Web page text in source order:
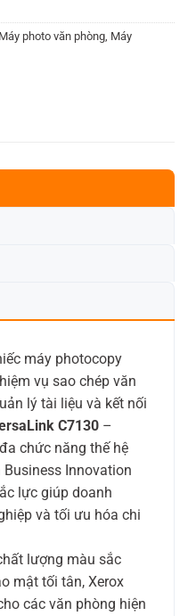
Máy photo văn phòng, Máy
máy photocopy
vụ sao chép văn
lý tài liệu và kết nối
C7130 –
đa chức năng thế hệ
Innovation
lực giúp doanh
và tối ưu hóa chi
lượng màu sắc
mật tối tân, Xerox
các văn phòng hiện